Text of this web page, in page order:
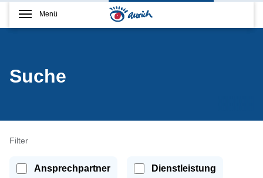
Menü
Suche
Filter
Ansprechpartner Dienstleistung